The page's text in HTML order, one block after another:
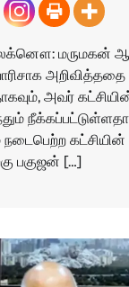
லக்னௌ:
அறிவித்ததை
அவர்
கட்சியின்
பகுஜன் […]